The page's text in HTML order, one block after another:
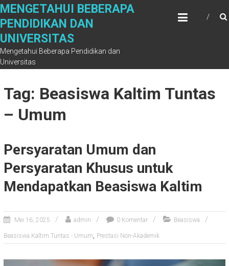
Skip
content
MENGETAHUI BEBERAPA
PENDIDIKAN DAN
UNIVERSITAS
Mengetahui Beberapa Pendidikan dan
Universitas
Tag: Beasiswa Kaltim Tuntas
– Umum
Persyaratan Umum dan
Persyaratan Khusus untuk
Mendapatkan Beasiswa Kaltim
Mei 16, 2025 admin 0 Komentar Beasiswa
Beasiswa Kaltim Tuntas - Umum, Prestasi Non-Akademik